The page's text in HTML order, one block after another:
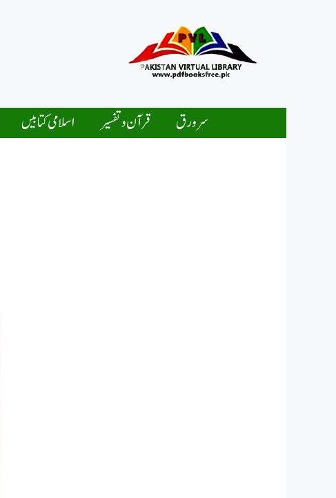
سرورق قرآن و تفسیر اسلامی کتابیں